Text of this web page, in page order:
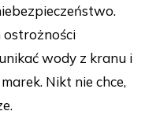
ostrożności
wody z kranu i
Nikt nie chce,